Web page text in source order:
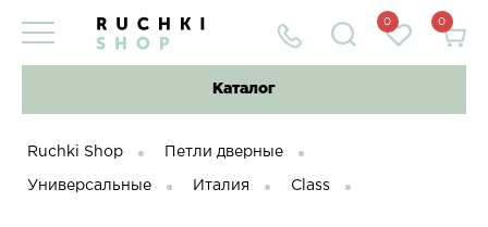
0 0
Каталог
Ruchki Shop Петли дверные
Универсальные Италия Class